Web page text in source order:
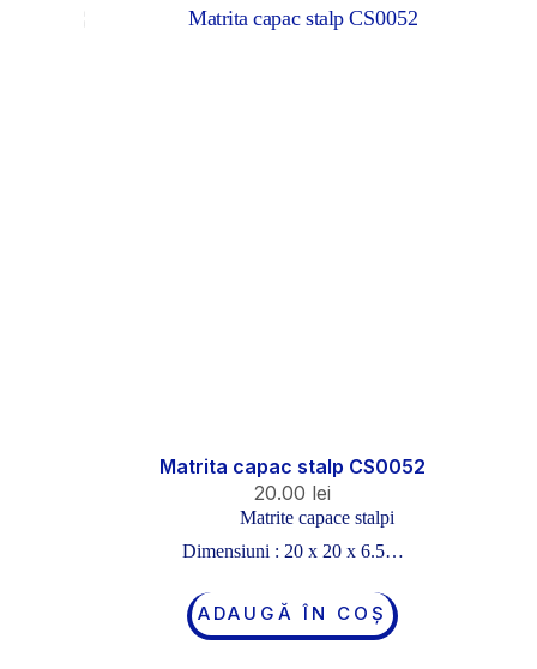
Matrita capac stalp CS0052
20.00 lei
Matrite capace stalpi
Dimensiuni : 20 x 20 x 6.5…
ADAUGĂ ÎN COȘ